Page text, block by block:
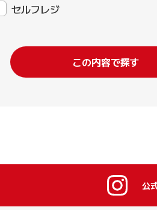
セルフレジ
この内容で探す
公